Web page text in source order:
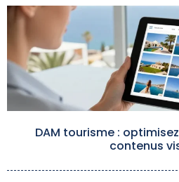
DAM tourisme :
contenus